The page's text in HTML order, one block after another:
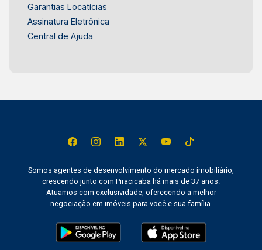
Garantias Locatícias
Assinatura Eletrônica
Central de Ajuda
Somos agentes de desenvolvimento do mercado imobiliário,
crescendo junto com Piracicaba há mais de 37 anos.
Atuamos com exclusividade, oferecendo a melhor
negociação em imóveis para você e sua família.